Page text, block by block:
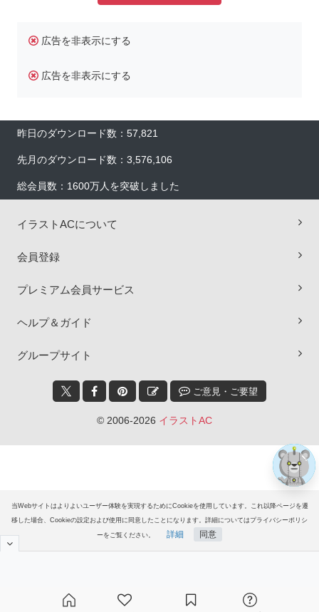
当Webサイトはよりよいユーザー体験を実現するためにCookieを使用しています。これ以降ページを遷
移した場合、Cookieの設定および使用に同意したことになります。詳細についてはプライバシーポリシ
ーをご覧ください。 詳細 同意
広告を非表示にする
広告を非表示にする
昨日のダウンロード数：57,821
先月のダウンロード数：3,576,106
総会員数：1600万人を突破しました
イラストACについて
会員登録
プレミアム会員サービス
ヘルプ＆ガイド
グループサイト
ご意見・ご要望
© 2006-2026 イラストAC